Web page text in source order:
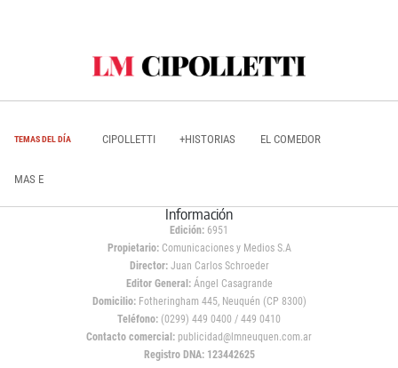
TEMAS DEL DÍA CIPOLLETTI +HISTORIAS EL COMEDOR
MAS E
Información
Edición: 6951
Propietario:Comunicaciones y Medios S.A
Director: Juan Carlos Schroeder
Editor General:Ángel Casagrande
Domicilio:Fotheringham 445, Neuquén (CP 8300)
Teléfono: (0299) 449 0400 / 449 0410
Contacto comercial: publicidad@lmneuquen.com.ar
Registro DNA: 123442625